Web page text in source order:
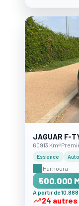
JAGUAR F-
60913 Km
Essence
Harhoura
500.000
A partir de
24